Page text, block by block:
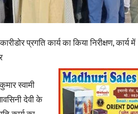
in
प्रगति कार्य का किया निरीक्षण, कार्य में
स्वामी
देवी के